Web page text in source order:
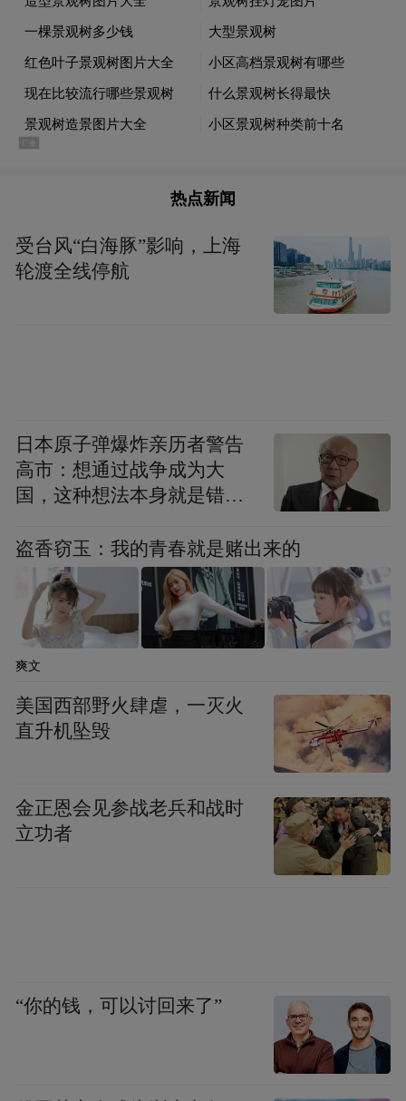
热点新闻
受台风“白海豚”影响，上海
轮渡全线停航
日本原子弹爆炸亲历者警告
高市：想通过战争成为大
国，这种想法本身就是错误
盗香窃玉：我的青春就是赌出来的
爽文
美国西部野火肆虐，一灭火
直升机坠毁
金正恩会见参战老兵和战时
立功者
“你的钱，可以讨回来了”